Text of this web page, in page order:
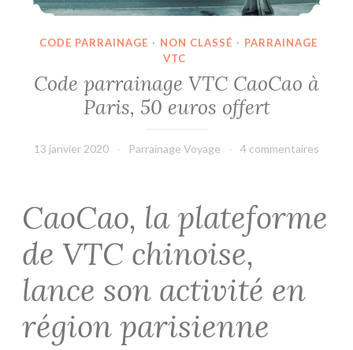
CODE PARRAINAGE · NON CLASSÉ · PARRAINAGE
VTC
Code parrainage VTC CaoCao à
Paris, 50 euros offert
13 janvier 2020 Parrainage Voyage 4 commentaires
CaoCao, la plateforme
de VTC chinoise,
lance son activité en
région parisienne